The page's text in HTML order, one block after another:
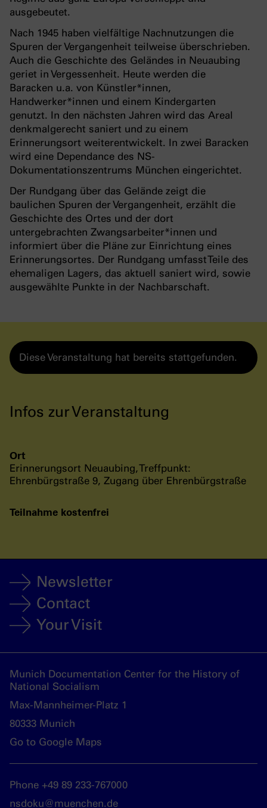
ausgebeutet.
Nach 1945 haben vielfältige Nachnutzungen die
Spuren der Vergangenheit teilweise überschrieben.
Auch die Geschichte des Geländes in Neuaubing
geriet in Vergessenheit. Heute werden die
Baracken u.a. von Künstler*innen,
Handwerker*innen und einem Kindergarten
genutzt. In den nächsten Jahren wird das Areal
denkmalgerecht saniert und zu einem
Erinnerungsort weiterentwickelt. In zwei Baracken
wird eine Dependance des NS-
Dokumentationszentrums München eingerichtet.
Der Rundgang über das Gelände zeigt die
baulichen Spuren der Vergangenheit, erzählt die
Geschichte des Ortes und der dort
untergebrachten Zwangsarbeiter*innen und
informiert über die Pläne zur Einrichtung eines
Erinnerungsortes. Der Rundgang umfasst Teile des
ehemaligen Lagers, das aktuell saniert wird, sowie
ausgewählte Punkte in der Nachbarschaft.
Diese Veranstaltung hat bereits stattgefunden.
Infos zur Veranstaltung
Ort
Erinnerungsort Neuaubing, Treffpunkt:
Ehrenbürgstraße 9, Zugang über Ehrenbürgstraße
Teilnahme kostenfrei
Newsletter
Contact
Your Visit
Munich Documentation Center for the History of
National Socialism
Max-Mannheimer-Platz 1
80333 Munich
Go to Google Maps
Phone +49 89 233-767000
nsdoku@muenchen.de